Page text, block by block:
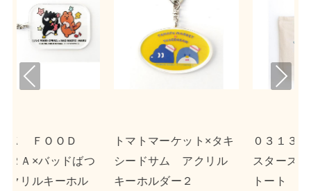
ット×タキ
アクリル
２
０３１３×リトルツイン
スターズ キャンバス
トート
ｎｓｎ×ポチャ
クリルキーホル
Pre
Nex